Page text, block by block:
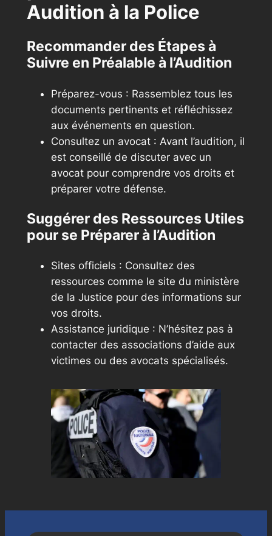
Audition à la Police
Recommander des Étapes à
Suivre en Préalable à l’Audition
Préparez-vous : Rassemblez tous les
documents pertinents et réfléchissez
aux événements en question.
Consultez un avocat : Avant l’audition, il
est conseillé de discuter avec un
avocat pour comprendre vos droits et
préparer votre défense.
Suggérer des Ressources Utiles
pour se Préparer à l’Audition
Sites officiels : Consultez des
ressources comme le site du ministère
de la Justice pour des informations sur
vos droits.
Assistance juridique : N’hésitez pas à
contacter des associations d’aide aux
victimes ou des avocats spécialisés.